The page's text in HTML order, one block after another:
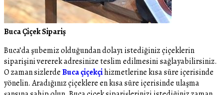
Buca Çiçek Sipariş
Buca’da şubemiz olduğundan dolayı istediğiniz çiçeklerin
siparişini vererek adresinize teslim edilmesini sağlayabilirsiniz.
O zaman sizlerdeBuca çiçekçihizmetlerine kısa süre içerisinde
yönelin. Aradığınız çiçeklere en kısa süre içerisinde ulaşma